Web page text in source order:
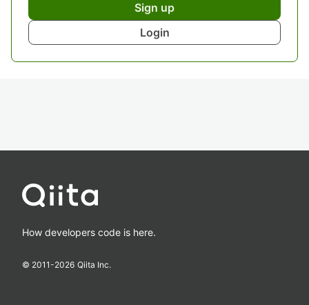
Sign up
Login
How developers code is here.
© 2011-2026 Qiita Inc.